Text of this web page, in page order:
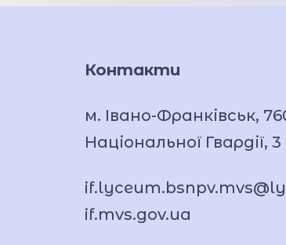
Контакти
м. Івано-Франківськ,
Національної Гвардії, 3
if.mvs.gov.ua